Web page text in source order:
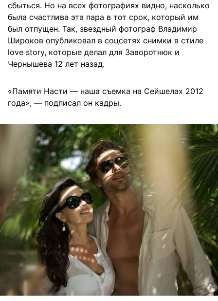
сбыться. Но на всех фотографиях видно, насколько
была счастлива эта пара в тот срок, который им
был отпущен. Так, звездный фотограф Владимир
Широков опубликовал в соцсетях снимки в стиле
love story, которые делал для Заворотнюк и
Чернышева 12 лет назад.
«Памяти Насти — наша съемка на Сейшелах 2012
года», — подписал он кадры.